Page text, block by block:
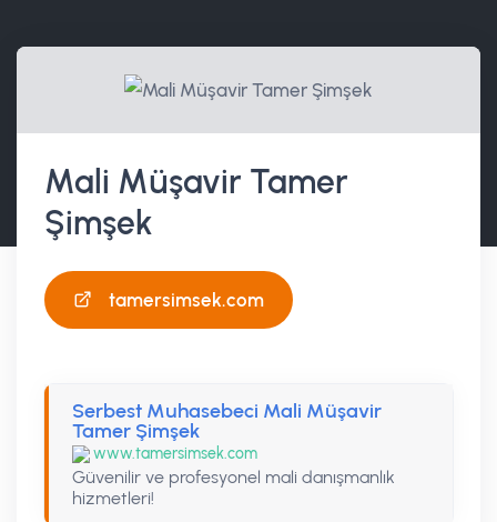
Mali Müşavir Tamer
Şimşek
tamersimsek.com
Serbest Muhasebeci Mali Müşavir
Tamer Şimşek
www.tamersimsek.com
Güvenilir ve profesyonel mali danışmanlık
hizmetleri!